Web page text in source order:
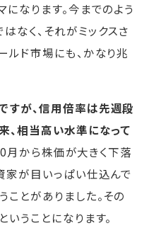
になります。今までのよう
なく、それがミックスさ
ルド市場にも、かなり兆
すが、信用倍率は先週段
、相当高い水準になって
月から株価が大きく下落
家が目いっぱい仕込んで
ことがありました。その
うことになります。